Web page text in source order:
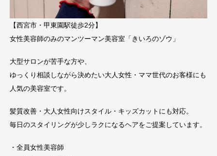
【西宮市・甲東園駅徒歩2分】
女性美容師のみのマンツーマン美容室「きいろのゾウ」
大型サロンが苦手な方や、
ゆっくり相談しながら決めたい大人女性・ママ世代のお客様にも
人気の美容室です。
髪質改善・大人女性向けスタイル・キッズカットにも対応。
毎日のスタイリングが少しラクになるヘアをご提案しています。
・全員女性美容師